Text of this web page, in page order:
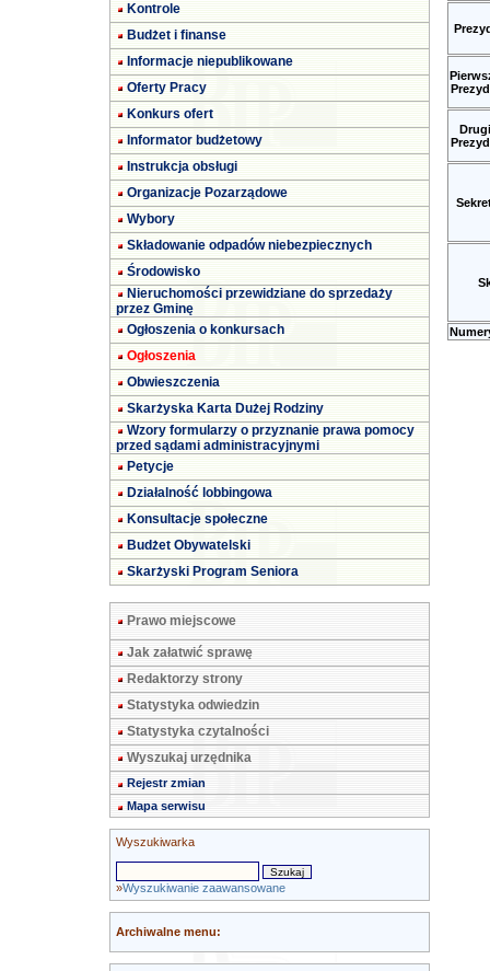
Kontrole
Budżet i finanse
Informacje niepublikowane
Oferty Pracy
Konkurs ofert
Informator budżetowy
Instrukcja obsługi
Organizacje Pozarządowe
Wybory
Składowanie odpadów niebezpiecznych
Środowisko
Nieruchomości przewidziane do sprzedaży
przez Gminę
Ogłoszenia o konkursach
Ogłoszenia
Obwieszczenia
Skarżyska Karta Dużej Rodziny
Wzory formularzy o przyznanie prawa pomocy
przed sądami administracyjnymi
Petycje
Działalność lobbingowa
Konsultacje społeczne
Budżet Obywatelski
Skarżyski Program Seniora
Prawo miejscowe
Jak załatwić sprawę
Redaktorzy strony
Statystyka odwiedzin
Statystyka czytalności
Wyszukaj urzędnika
Rejestr zmian
Mapa serwisu
Wyszukiwarka
»Wyszukiwanie zaawansowane
Archiwalne menu: